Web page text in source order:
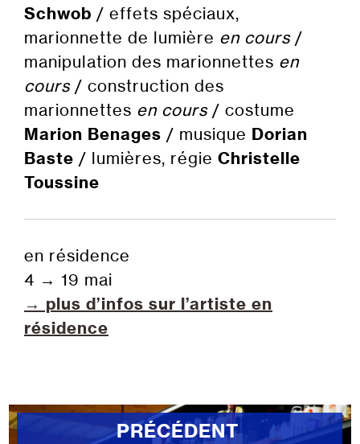
Schwob / effets spéciaux,
marionnette de lumière en cours /
manipulation des marionnettes en
cours/ construction des
marionnettes en cours/ costume
Marion Benages / musique Dorian
Baste / lumières, régie Christelle
Toussine
en résidence
4 → 19 mai
→ plus d’infos sur l’artiste en
résidence
PRÉCÉDENT